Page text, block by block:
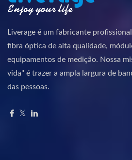
Liverage é um fabricante
fibra óptica de alta qualidade,
equipamentos de medição. Nossa
vida" é trazer a ampla largura de
das pessoas.